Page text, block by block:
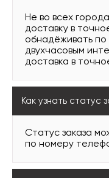
Не во всех
доставку в
обнадёживать
двухчасовым
доставка в
Как узнать статус
Статус заказа
по номеру